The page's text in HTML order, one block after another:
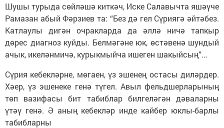
Шушы турыда сөйләшә киткәч, Иске Салавычта яшәүче
Рамазан абый Фәрзиев та: “Без дә гел Сүриягә әйтәбез.
Катлаулы дигән очракларда да әллә ничә тапкыр
дөрес диагноз куйды. Белмәгәне юк, өстәвенә шундый
ачык, икеләнмичә, курыкмыйча ишеген шакыйсың”...
Сүрия кебекләрне, мөгаен, үз эшенең остасы диләрдер.
Хәер, үз эшенеке генә түгел. Авыл фельдшерларының
төп вазифасы бит табиблар билгеләгән дәваларны
үтәү генә. Ә аның кебекләр инде кайбер юклы-барлы
табибларны